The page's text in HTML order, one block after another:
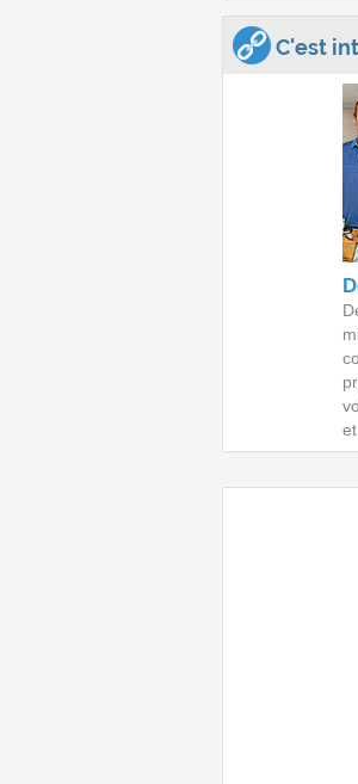
C'est